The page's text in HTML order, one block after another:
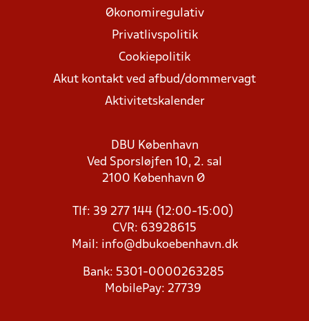
Økonomiregulativ
Privatlivspolitik
Cookiepolitik
Akut kontakt ved afbud/dommervagt
Aktivitetskalender
DBU København
Ved Sporsløjfen 10, 2. sal
2100 København Ø
Tlf: 39 277 144 (12:00-15:00)
CVR: 63928615
Mail: info@dbukoebenhavn.dk
Bank: 5301-0000263285
MobilePay: 27739